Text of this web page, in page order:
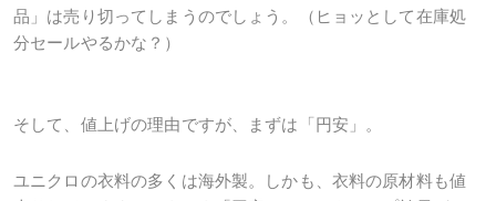
品」は売り切ってしまうのでしょう。（ヒョッとして在庫処
分セールやるかな？）
そして、値上げの理由ですが、まずは「円安」。
ユニクロの衣料の多くは海外製。しかも、衣料の原材料も値